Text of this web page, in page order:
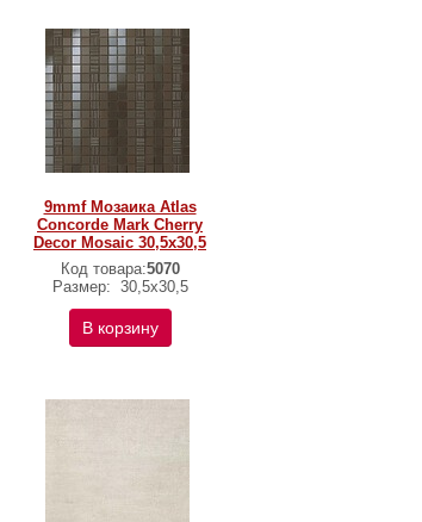
9mmf Мозаика Atlas
Concorde Mark Cherry
Decor Mosaic 30,5x30,5
Код товара:5070
Размер: 30,5x30,5
В корзину